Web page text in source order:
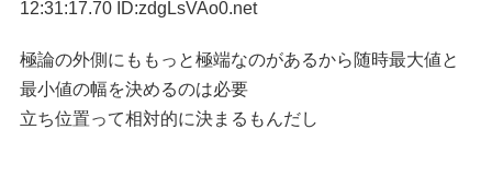
12:31:17.70 ID:zdgLsVAo0.net
極論の外側にももっと極端なのがあるから随時最大値と
最小値の幅を決めるのは必要
立ち位置って相対的に決まるもんだし